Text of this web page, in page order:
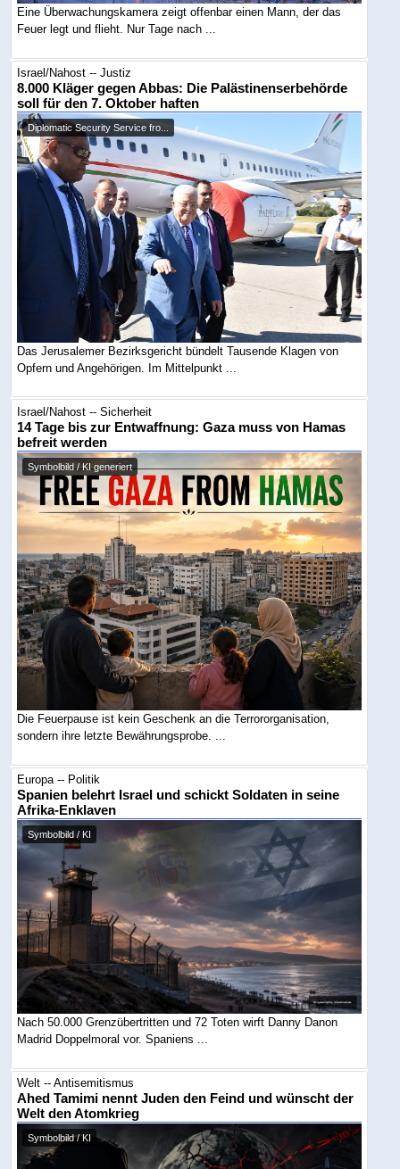
Eine Überwachungskamera zeigt offenbar einen Mann, der das
Feuer legt und flieht. Nur Tage nach ...
Israel/Nahost -- Justiz
8.000 Kläger gegen Abbas: Die Palästinenserbehörde
soll für den 7. Oktober haften
Diplomatic Security Service fro...
Das Jerusalemer Bezirksgericht bündelt Tausende Klagen von
Opfern und Angehörigen. Im Mittelpunkt ...
Israel/Nahost -- Sicherheit
14 Tage bis zur Entwaffnung: Gaza muss von Hamas
befreit werden
Symbolbild / KI generiert
Die Feuerpause ist kein Geschenk an die Terrororganisation,
sondern ihre letzte Bewährungsprobe. ...
Europa -- Politik
Spanien belehrt Israel und schickt Soldaten in seine
Afrika-Enklaven
Symbolbild / KI
Nach 50.000 Grenzübertritten und 72 Toten wirft Danny Danon
Madrid Doppelmoral vor. Spaniens ...
Welt -- Antisemitismus
Ahed Tamimi nennt Juden den Feind und wünscht der
Welt den Atomkrieg
Symbolbild / KI